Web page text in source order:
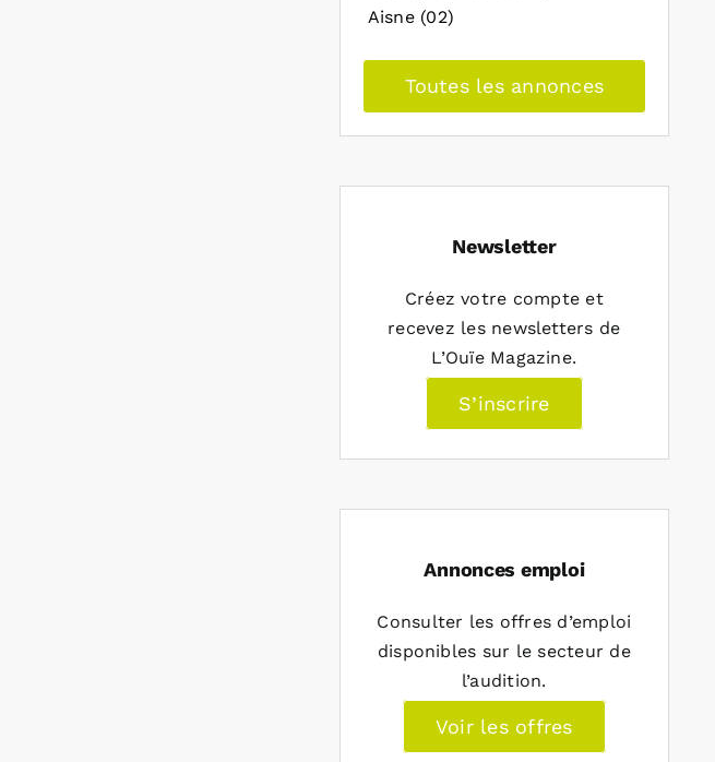
Aisne (02)
Toutes les annonces
Newsletter
Créez votre compte et
recevez les newsletters de
L’Ouïe Magazine.
S’inscrire
Annonces emploi
Consulter les offres d’emploi
disponibles sur le secteur de
l’audition.
Voir les offres